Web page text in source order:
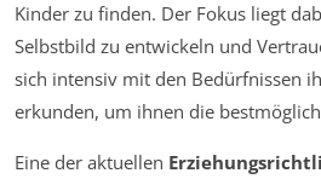
Kinder zu finden. Der Fokus liegt
Selbstbild zu entwickeln und
sich intensiv mit den Bedürfnissen
erkunden, um ihnen die
Eine der aktuellen